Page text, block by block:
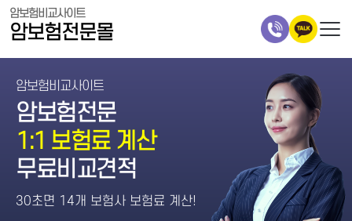
암보험비교사이트
암보험전문몰
암보험비교사이트
암보험전문
1:1 보험료 계산
무료비교견적
30초면 14개 보험사 보험료 계산!